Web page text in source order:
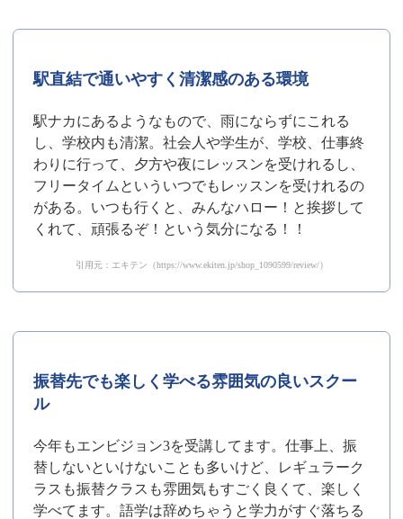
駅直結で通いやすく清潔感のある環境
駅ナカにあるようなもので、雨にならずにこれる
し、学校内も清潔。社会人や学生が、学校、仕事終
わりに行って、夕方や夜にレッスンを受けれるし、
フリータイムといういつでもレッスンを受けれるの
がある。いつも行くと、みんなハロー！と挨拶して
くれて、頑張るぞ！という気分になる！！
引用元：エキテン（https://www.ekiten.jp/shop_1090599/review/）
振替先でも楽しく学べる雰囲気の良いスクー
ル
今年もエンビジョン3を受講してます。仕事上、振
替しないといけないことも多いけど、レギュラーク
ラスも振替クラスも雰囲気もすごく良くて、楽しく
学べてます。語学は辞めちゃうと学力がすぐ落ちる